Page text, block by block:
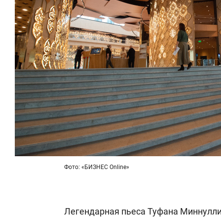
Фото: «БИЗНЕС Online»
Легендарная пьеса Туфана